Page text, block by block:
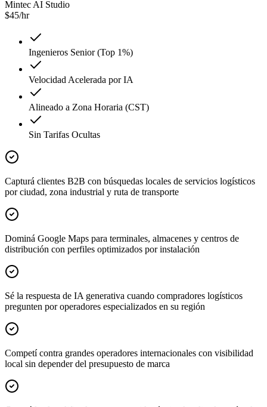
Mintec AI Studio
$45/hr
Ingenieros Senior (Top 1%)
Velocidad Acelerada por IA
Alineado a Zona Horaria (CST)
Sin Tarifas Ocultas
Capturá clientes B2B con búsquedas locales de servicios logísticos
por ciudad, zona industrial y ruta de transporte
Dominá Google Maps para terminales, almacenes y centros de
distribución con perfiles optimizados por instalación
Sé la respuesta de IA generativa cuando compradores logísticos
pregunten por operadores especializados en su región
Competí contra grandes operadores internacionales con visibilidad
local sin depender del presupuesto de marca